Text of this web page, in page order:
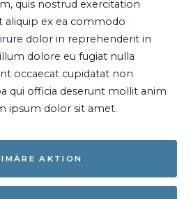
quis nostrud exercitation
aliquip ex ea commodo
dolor in reprehenderit in
dolore eu fugiat nulla
occaecat cupidatat non
qui officia deserunt mollit anim
ipsum dolor sit amet.
AKTION